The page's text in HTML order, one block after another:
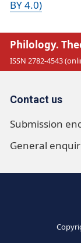
BY 4.0)
Philology.
ISSN 2782-4543
Contact us
Submission
General